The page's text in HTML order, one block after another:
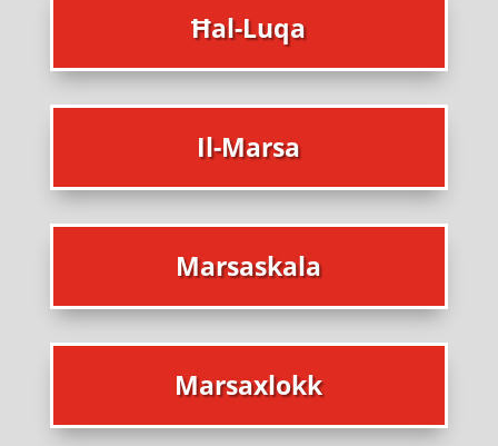
Ħal-Luqa
Il-Marsa
Marsaskala
Marsaxlokk